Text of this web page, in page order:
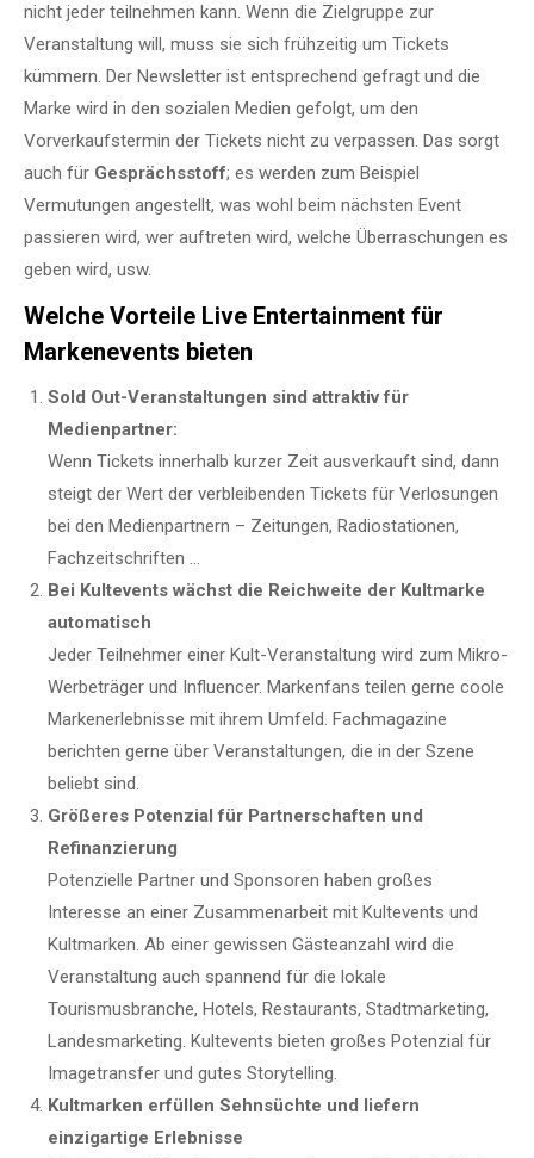
nicht jeder teilnehmen kann. Wenn die Zielgruppe zur
Veranstaltung will, muss sie sich frühzeitig um Tickets
kümmern. Der Newsletter ist entsprechend gefragt und die
Marke wird in den sozialen Medien gefolgt, um den
Vorverkaufstermin der Tickets nicht zu verpassen. Das sorgt
auch für Gesprächsstoff; es werden zum Beispiel
Vermutungen angestellt, was wohl beim nächsten Event
passieren wird, wer auftreten wird, welche Überraschungen es
geben wird, usw.
Welche Vorteile Live Entertainment für
Markenevents bieten
Sold Out-Veranstaltungen sind attraktiv für
Medienpartner:
Wenn Tickets innerhalb kurzer Zeit ausverkauft sind, dann
steigt der Wert der verbleibenden Tickets für Verlosungen
bei den Medienpartnern – Zeitungen, Radiostationen,
Fachzeitschriften …
Bei Kultevents wächst die Reichweite der Kultmarke
automatisch
Jeder Teilnehmer einer Kult-Veranstaltung wird zum Mikro-
Werbeträger und Influencer. Markenfans teilen gerne coole
Markenerlebnisse mit ihrem Umfeld. Fachmagazine
berichten gerne über Veranstaltungen, die in der Szene
beliebt sind.
Größeres Potenzial für Partnerschaften und
Refinanzierung
Potenzielle Partner und Sponsoren haben großes
Interesse an einer Zusammenarbeit mit Kultevents und
Kultmarken. Ab einer gewissen Gästeanzahl wird die
Veranstaltung auch spannend für die lokale
Tourismusbranche, Hotels, Restaurants, Stadtmarketing,
Landesmarketing. Kultevents bieten großes Potenzial für
Imagetransfer und gutes Storytelling.
Kultmarken erfüllen Sehnsüchte und liefern
einzigartige Erlebnisse